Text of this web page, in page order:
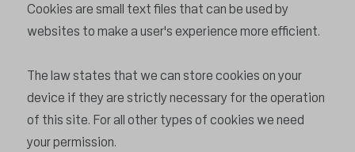
Cookies are small text files that can be used by
websites to make a user's experience more efficient.
The law states that we can store cookies on your
device if they are strictly necessary for the operation
of this site. For all other types of cookies we need
your permission.